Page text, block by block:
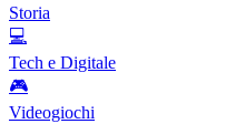
Storia
💻
Tech e Digitale
🎮
Videogiochi